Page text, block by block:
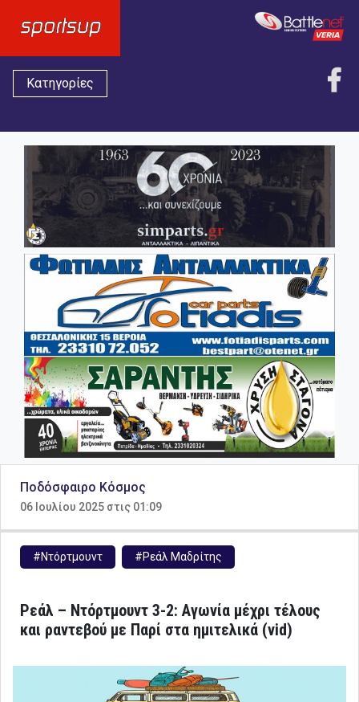
Κατηγορίες
Ποδόσφαιρο Κόσμος
06 Ιουλίου 2025 στις 01:09
#Ντόρτμουντ #Ρεάλ Μαδρίτης
Ρεάλ – Ντόρτμουντ 3-2: Αγωνία μέχρι τέλους
και ραντεβού με Παρί στα ημιτελικά (vid)